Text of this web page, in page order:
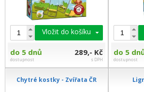
Vložit do košíku
do 5 dnů
dostupnost
289,- Kč
s DPH
do 5
dostupnost
Chytré kostky - Zvířata ČR